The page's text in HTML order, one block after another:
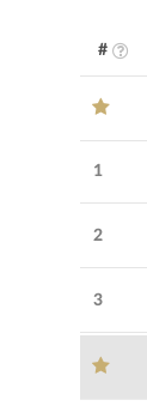
#
1
2
3